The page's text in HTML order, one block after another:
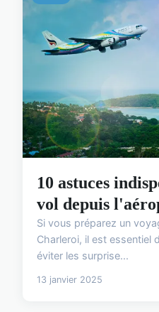
10 astuces
vol depuis
Si vous préparez un
Charleroi, il est essentiel
éviter les surprise...
13 janvier 2025